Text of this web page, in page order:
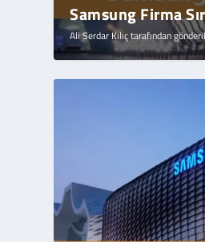
Samsung Firma
Ali Serdar Kılıçtarafından